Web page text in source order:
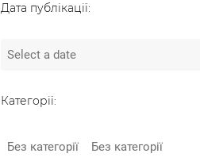
Дата публікації:
Категорії:
Без категорії Без категорії